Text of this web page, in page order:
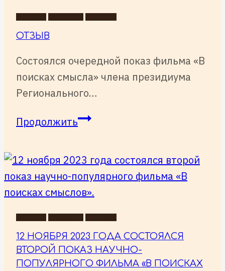
поисках
ОТЗЫВ
Состоялся очередной показ фильма «В
поисках смысла» члена президиума
Регионального…
ПродолжитьОтзыв
12 НОЯБРЯ 2023 ГОДА СОСТОЯЛСЯ
ВТОРОЙ ПОКАЗ НАУЧНО-
ПОПУЛЯРНОГО ФИЛЬМА «В ПОИСКАХ